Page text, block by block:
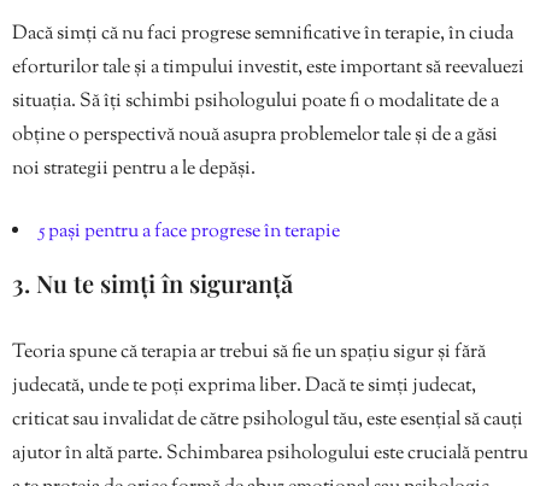
Dacă simți că nu faci progrese semnificative în terapie, în ciuda
eforturilor tale și a timpului investit, este important să reevaluezi
situația. Să îți schimbi psihologului poate fi o modalitate de a
obține o perspectivă nouă asupra problemelor tale și de a găsi
noi strategii pentru a le depăși.
5 pași pentru a face progrese în terapie
3. Nu te simți în siguranță
Teoria spune că terapia ar trebui să fie un spațiu sigur și fără
judecată, unde te poți exprima liber. Dacă te simți judecat,
criticat sau invalidat de către psihologul tău, este esențial să cauți
ajutor în altă parte. Schimbarea psihologului este crucială pentru